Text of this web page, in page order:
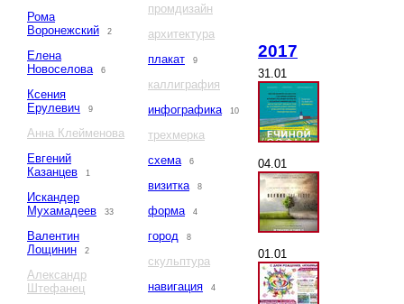
Рома
Воронежский
2
Елена
Новоселова
6
Ксения
Ерулевич
9
Анна Клейменова
Евгений
Казанцев
1
Искандер
Мухамадеев
33
Валентин
Лощинин
2
Александр
Штефанец
промдизайн
архитектура
плакат
9
каллиграфия
инфографика
10
трехмерка
схема
6
визитка 8
форма 4
город 8
скульптура
навигация
4
2017
31.01
04.01
01.01